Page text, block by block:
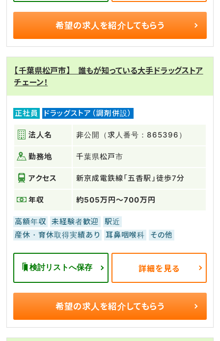
希望の求人を紹介してもらう
【千葉県松戸市】 誰もが知っている大手ドラッグストア
チェーン！
正社員 ドラッグストア（調剤併設）
法人名 非公開（求人番号：865396）
勤務地 千葉県松戸市
アクセス 新京成電鉄線「五香駅」徒歩7分
年収 約505万円～700万円
高額年収 未経験者歓迎
駅近
産休・育休取得実績あり
耳鼻咽喉科 その他
検討リストへ保存 詳細を見る
希望の求人を紹介してもらう